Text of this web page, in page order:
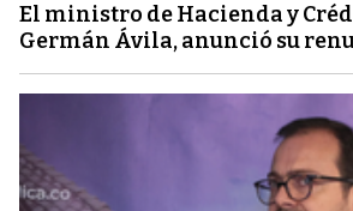
El ministro de Hacienda y
Germán Ávila, anunció su